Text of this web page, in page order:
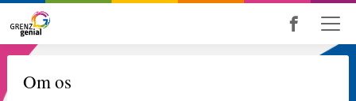
Skip
to
main
contentOm os